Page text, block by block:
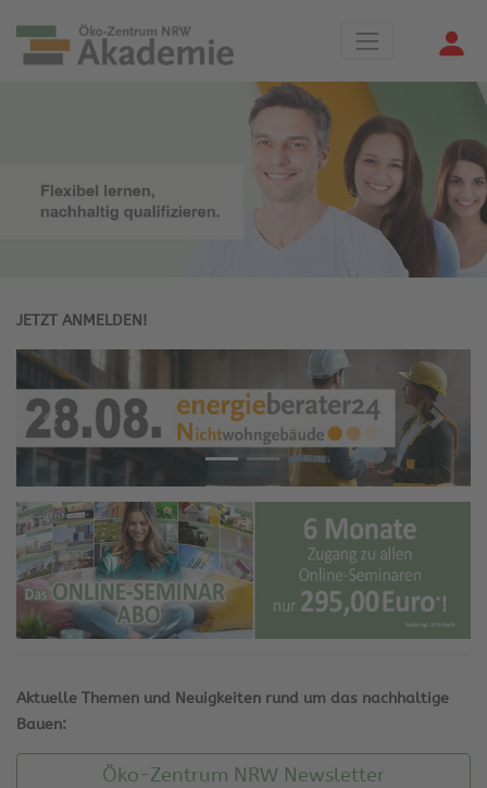
JETZT ANMELDEN!
Previous Next
Aktuelle Themen und Neuigkeiten rund um das nachhaltige
Bauen:
Öko-Zentrum NRW Newsletter